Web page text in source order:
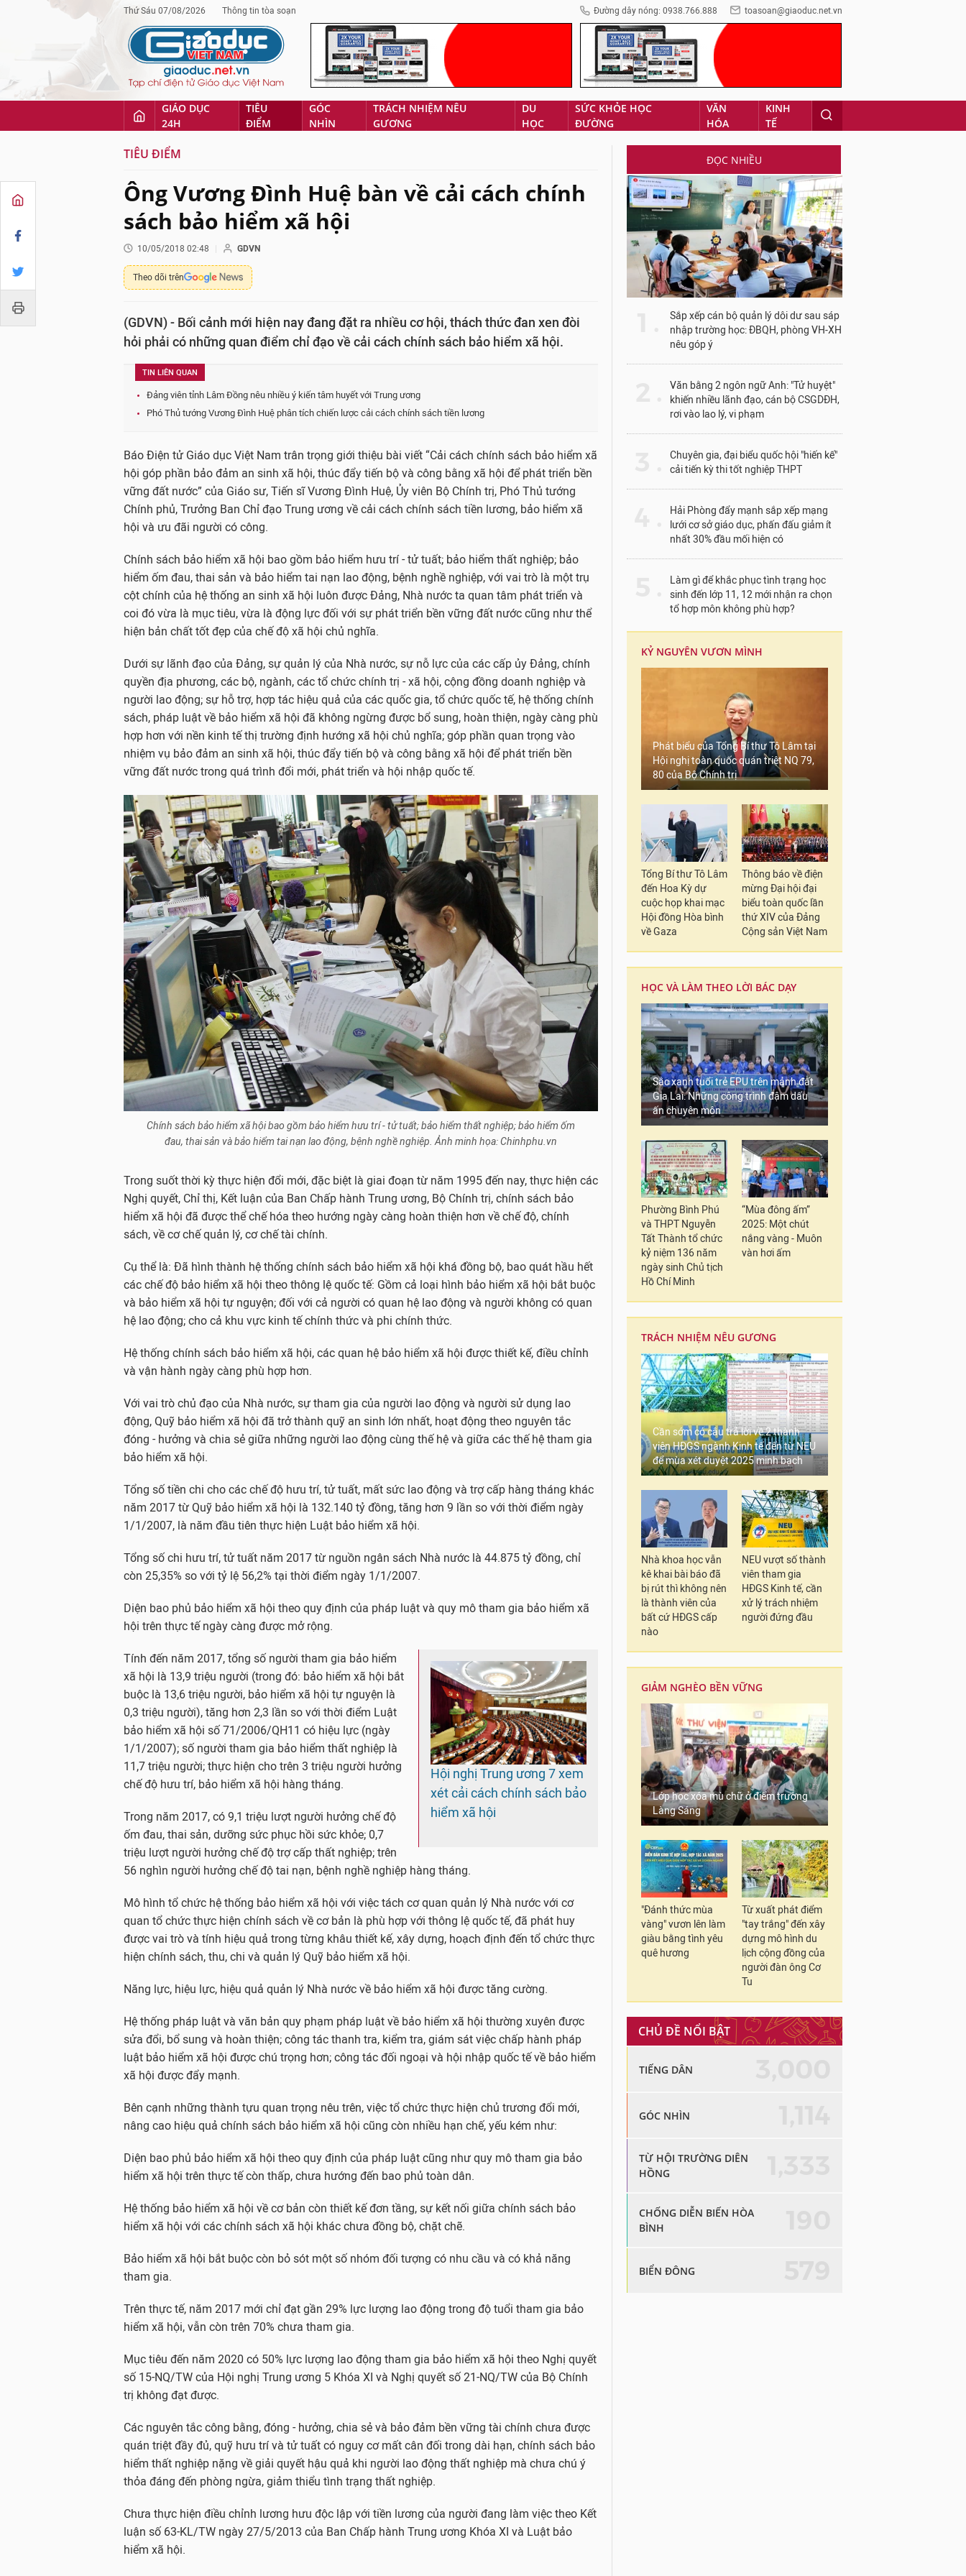
Thứ Sáu 07/08/2026 Thông tin tòa soạn Đường dây nóng: 0938.766.888 toasoan@giaoduc.net.vn
GIÁO DỤC
24H
TIÊU
ĐIỂM
GÓC
NHÌN
TRÁCH NHIỆM NÊU
GƯƠNG
DU
HỌC
SỨC KHỎE HỌC
ĐƯỜNG
VĂN
HÓA
KINH
TẾ
TIÊU ĐIỂM
Ông Vương Đình Huệ bàn về cải cách chính
sách bảo hiểm xã hội
10/05/2018 02:48 GDVN
Theo dõi trên
(GDVN) - Bối cảnh mới hiện nay đang đặt ra nhiều cơ hội, thách thức đan xen đòi
hỏi phải có những quan điểm chỉ đạo về cải cách chính sách bảo hiểm xã hội.
TIN LIÊN QUAN
Đảng viên tỉnh Lâm Đồng nêu nhiều ý kiến tâm huyết với Trung ương
Phó Thủ tướng Vương Đình Huệ phân tích chiến lược cải cách chính sách tiền lương
Báo Điện tử Giáo dục Việt Nam trân trọng giới thiệu bài viết “Cải cách chính sách bảo hiểm xã
hội góp phần bảo đảm an sinh xã hội, thúc đẩy tiến bộ và công bằng xã hội để phát triển bền
vững đất nước” của Giáo sư, Tiến sĩ Vương Đình Huệ, Ủy viên Bộ Chính trị, Phó Thủ tướng
Chính phủ, Trưởng Ban Chỉ đạo Trung ương về cải cách chính sách tiền lương, bảo hiểm xã
hội và ưu đãi người có công.
Chính sách bảo hiểm xã hội bao gồm bảo hiểm hưu trí - tử tuất; bảo hiểm thất nghiệp; bảo
hiểm ốm đau, thai sản và bảo hiểm tai nạn lao động, bệnh nghề nghiệp, với vai trò là một trụ
cột chính của hệ thống an sinh xã hội luôn được Đảng, Nhà nước ta quan tâm phát triển và
coi đó vừa là mục tiêu, vừa là động lực đối với sự phát triển bền vững đất nước cũng như thể
hiện bản chất tốt đẹp của chế độ xã hội chủ nghĩa.
Dưới sự lãnh đạo của Đảng, sự quản lý của Nhà nước, sự nỗ lực của các cấp ủy Đảng, chính
quyền địa phương, các bộ, ngành, các tổ chức chính trị - xã hội, cộng đồng doanh nghiệp và
người lao động; sự hỗ trợ, hợp tác hiệu quả của các quốc gia, tổ chức quốc tế, hệ thống chính
sách, pháp luật về bảo hiểm xã hội đã không ngừng được bổ sung, hoàn thiện, ngày càng phù
hợp hơn với nền kinh tế thị trường định hướng xã hội chủ nghĩa; góp phần quan trọng vào
nhiệm vụ bảo đảm an sinh xã hội, thúc đẩy tiến bộ và công bằng xã hội để phát triển bền
vững đất nước trong quá trình đổi mới, phát triển và hội nhập quốc tế.
Chính sách bảo hiểm xã hội bao gồm bảo hiểm hưu trí - tử tuất; bảo hiểm thất nghiệp; bảo hiểm ốm
đau, thai sản và bảo hiểm tai nạn lao động, bệnh nghề nghiệp. Ảnh minh họa: Chinhphu.vn
Trong suốt thời kỳ thực hiện đổi mới, đặc biệt là giai đoạn từ năm 1995 đến nay, thực hiện các
Nghị quyết, Chỉ thị, Kết luận của Ban Chấp hành Trung ương, Bộ Chính trị, chính sách bảo
hiểm xã hội đã được thể chế hóa theo hướng ngày càng hoàn thiện hơn về chế độ, chính
sách, về cơ chế quản lý, cơ chế tài chính.
Cụ thể là: Đã hình thành hệ thống chính sách bảo hiểm xã hội khá đồng bộ, bao quát hầu hết
các chế độ bảo hiểm xã hội theo thông lệ quốc tế: Gồm cả loại hình bảo hiểm xã hội bắt buộc
và bảo hiểm xã hội tự nguyện; đối với cả người có quan hệ lao động và người không có quan
hệ lao động; cho cả khu vực kinh tế chính thức và phi chính thức.
Hệ thống chính sách bảo hiểm xã hội, các quan hệ bảo hiểm xã hội được thiết kế, điều chỉnh
và vận hành ngày càng phù hợp hơn.
Với vai trò chủ đạo của Nhà nước, sự tham gia của người lao động và người sử dụng lao
động, Quỹ bảo hiểm xã hội đã trở thành quỹ an sinh lớn nhất, hoạt động theo nguyên tắc
đóng - hưởng và chia sẻ giữa những người lao động cùng thế hệ và giữa các thế hệ tham gia
bảo hiểm xã hội.
Tổng số tiền chi cho các chế độ hưu trí, tử tuất, mất sức lao động và trợ cấp hàng tháng khác
năm 2017 từ Quỹ bảo hiểm xã hội là 132.140 tỷ đồng, tăng hơn 9 lần so với thời điểm ngày
1/1/2007, là năm đầu tiên thực hiện Luật bảo hiểm xã hội.
Tổng số chi hưu trí, tử tuất năm 2017 từ nguồn ngân sách Nhà nước là 44.875 tỷ đồng, chỉ
còn 25,35% so với tỷ lệ 56,2% tại thời điểm ngày 1/1/2007.
Diện bao phủ bảo hiểm xã hội theo quy định của pháp luật và quy mô tham gia bảo hiểm xã
hội trên thực tế ngày càng được mở rộng.
Hội nghị Trung ương 7 xem
xét cải cách chính sách bảo
hiểm xã hội
Tính đến năm 2017, tổng số người tham gia bảo hiểm
xã hội là 13,9 triệu người (trong đó: bảo hiểm xã hội bắt
buộc là 13,6 triệu người, bảo hiểm xã hội tự nguyện là
0,3 triệu người), tăng hơn 2,3 lần so với thời điểm Luật
bảo hiểm xã hội số 71/2006/QH11 có hiệu lực (ngày
1/1/2007); số người tham gia bảo hiểm thất nghiệp là
11,7 triệu người; thực hiện cho trên 3 triệu người hưởng
chế độ hưu trí, bảo hiểm xã hội hàng tháng.
Trong năm 2017, có 9,1 triệu lượt người hưởng chế độ
ốm đau, thai sản, dưỡng sức phục hồi sức khỏe; 0,7
triệu lượt người hưởng chế độ trợ cấp thất nghiệp; trên
56 nghìn người hưởng chế độ tai nạn, bệnh nghề nghiệp hàng tháng.
Mô hình tổ chức hệ thống bảo hiểm xã hội với việc tách cơ quan quản lý Nhà nước với cơ
quan tổ chức thực hiện chính sách về cơ bản là phù hợp với thông lệ quốc tế, đã phát huy
được vai trò và tính hiệu quả trong từng khâu thiết kế, xây dựng, hoạch định đến tổ chức thực
hiện chính sách, thu, chi và quản lý Quỹ bảo hiểm xã hội.
Năng lực, hiệu lực, hiệu quả quản lý Nhà nước về bảo hiểm xã hội được tăng cường.
Hệ thống pháp luật và văn bản quy phạm pháp luật về bảo hiểm xã hội thường xuyên được
sửa đổi, bổ sung và hoàn thiện; công tác thanh tra, kiểm tra, giám sát việc chấp hành pháp
luật bảo hiểm xã hội được chú trọng hơn; công tác đối ngoại và hội nhập quốc tế về bảo hiểm
xã hội được đẩy mạnh.
Bên cạnh những thành tựu quan trọng nêu trên, việc tổ chức thực hiện chủ trương đổi mới,
nâng cao hiệu quả chính sách bảo hiểm xã hội cũng còn nhiều hạn chế, yếu kém như:
Diện bao phủ bảo hiểm xã hội theo quy định của pháp luật cũng như quy mô tham gia bảo
hiểm xã hội trên thực tế còn thấp, chưa hướng đến bao phủ toàn dân.
Hệ thống bảo hiểm xã hội về cơ bản còn thiết kế đơn tầng, sự kết nối giữa chính sách bảo
hiểm xã hội với các chính sách xã hội khác chưa đồng bộ, chặt chẽ.
Bảo hiểm xã hội bắt buộc còn bỏ sót một số nhóm đối tượng có nhu cầu và có khả năng
tham gia.
Trên thực tế, năm 2017 mới chỉ đạt gần 29% lực lượng lao động trong độ tuổi tham gia bảo
hiểm xã hội, vẫn còn trên 70% chưa tham gia.
Mục tiêu đến năm 2020 có 50% lực lượng lao động tham gia bảo hiểm xã hội theo Nghị quyết
số 15-NQ/TW của Hội nghị Trung ương 5 Khóa XI và Nghị quyết số 21-NQ/TW của Bộ Chính
trị không đạt được.
Các nguyên tắc công bằng, đóng - hưởng, chia sẻ và bảo đảm bền vững tài chính chưa được
quán triệt đầy đủ, quỹ hưu trí và tử tuất có nguy cơ mất cân đối trong dài hạn, chính sách bảo
hiểm thất nghiệp nặng về giải quyết hậu quả khi người lao động thất nghiệp mà chưa chú ý
thỏa đáng đến phòng ngừa, giảm thiểu tình trạng thất nghiệp.
Chưa thực hiện điều chỉnh lương hưu độc lập với tiền lương của người đang làm việc theo Kết
luận số 63-KL/TW ngày 27/5/2013 của Ban Chấp hành Trung ương Khóa XI và Luật bảo
hiểm xã hội.
ĐỌC NHIỀU
Sắp xếp cán bộ quản lý dôi dư sau sáp
nhập trường học: ĐBQH, phòng VH-XH
nêu góp ý
Văn bằng 2 ngôn ngữ Anh: "Tử huyệt"
khiến nhiều lãnh đạo, cán bộ CSGDĐH,
rơi vào lao lý, vi phạm
Chuyên gia, đại biểu quốc hội "hiến kế"
cải tiến kỳ thi tốt nghiệp THPT
Hải Phòng đẩy mạnh sắp xếp mạng
lưới cơ sở giáo dục, phấn đấu giảm ít
nhất 30% đầu mối hiện có
Làm gì để khắc phục tình trạng học
sinh đến lớp 11, 12 mới nhận ra chọn
tổ hợp môn không phù hợp?
KỶ NGUYÊN VƯƠN MÌNH
Phát biểu của Tổng Bí thư Tô Lâm tại
Hội nghị toàn quốc quán triệt NQ 79,
80 của Bộ Chính trị
Tổng Bí thư Tô Lâm
đến Hoa Kỳ dự
cuộc họp khai mạc
Hội đồng Hòa bình
về Gaza
Thông báo về điện
mừng Đại hội đại
biểu toàn quốc lần
thứ XIV của Đảng
Cộng sản Việt Nam
HỌC VÀ LÀM THEO LỜI BÁC DẠY
Sắc xanh tuổi trẻ EPU trên mảnh đất
Gia Lai: Những công trình đậm dấu
ấn chuyên môn
Phường Bình Phú
và THPT Nguyễn
Tất Thành tổ chức
kỷ niệm 136 năm
ngày sinh Chủ tịch
Hồ Chí Minh
“Mùa đông ấm”
2025: Một chút
nắng vàng - Muôn
vàn hơi ấm
TRÁCH NHIỆM NÊU GƯƠNG
Cần sớm có câu trả lời về 2 thành
viên HĐGS ngành Kinh tế đến từ NEU
để mùa xét duyệt 2025 minh bạch
Nhà khoa học vẫn
kê khai bài báo đã
bị rút thì không nên
là thành viên của
bất cứ HĐGS cấp
nào
NEU vượt số thành
viên tham gia
HĐGS Kinh tế, cần
xử lý trách nhiệm
người đứng đầu
GIẢM NGHÈO BỀN VỮNG
Lớp học xóa mù chữ ở điểm trường
Làng Sáng
"Đánh thức mùa
vàng" vươn lên làm
giàu bằng tình yêu
quê hương
Từ xuất phát điểm
"tay trắng" đến xây
dựng mô hình du
lịch cộng đồng của
người đàn ông Cơ
Tu
CHỦ ĐỀ NỔI BẬT
TIẾNG DÂN
GÓC NHÌN
TỪ HỘI TRƯỜNG DIÊN
HỒNG
CHỐNG DIỄN BIẾN HÒA
BÌNH
BIỂN ĐÔNG